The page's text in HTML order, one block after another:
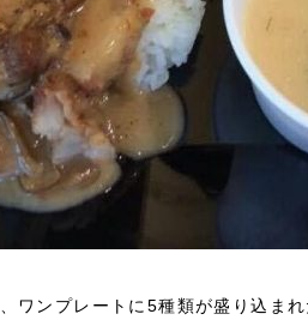
ワンプレートに5種類が盛り込ま